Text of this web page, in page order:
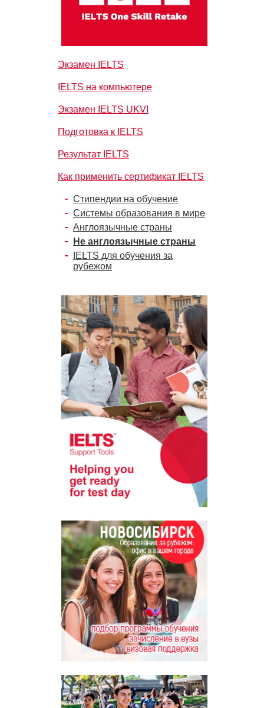
Экзамен IELTS
IELTS на компьютере
Экзамен IELTS UKVI
Подготовка к IELTS
Результат IELTS
Как применить сертификат IELTS
Стипендии на обучение
Системы образования в мире
Англоязычные страны
Не англоязычные страны
IELTS для обучения за
рубежом